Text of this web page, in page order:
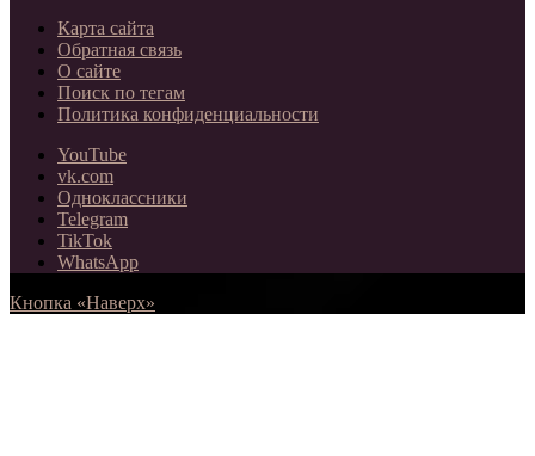
Карта сайта
Обратная связь
О сайте
Поиск по тегам
Политика конфиденциальности
YouTube
vk.com
Одноклассники
Telegram
TikTok
WhatsApp
Кнопка «Наверх»